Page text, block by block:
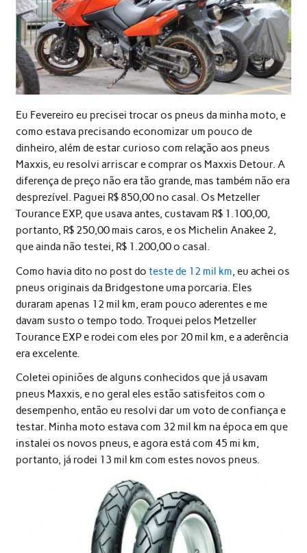
Eu Fevereiro eu precisei trocar os pneus da minha moto, e
como estava precisando economizar um pouco de
dinheiro, além de estar curioso com relação aos pneus
Maxxis, eu resolvi arriscar e comprar os Maxxis Detour. A
diferença de preço não era tão grande, mas também não era
desprezível. Paguei R$ 850,00 no casal. Os Metzeller
Tourance EXP, que usava antes, custavam R$ 1.100,00,
portanto, R$ 250,00 mais caros, e os Michelin Anakee 2,
que ainda não testei, R$ 1.200,00 o casal.
Como havia dito no post do teste de 12 mil km , eu achei os
pneus originais da Bridgestone uma porcaria. Eles
duraram apenas 12 mil km, eram pouco aderentes e me
davam susto o tempo todo. Troquei pelos Metzeller
Tourance EXP e rodei com eles por 20 mil km, e a aderência
era excelente.
Coletei opiniões de alguns conhecidos que já usavam
pneus Maxxis, e no geral eles estão satisfeitos com o
desempenho, então eu resolvi dar um voto de confiança e
testar. Minha moto estava com 32 mil km na época em que
instalei os novos pneus, e agora está com 45 mi km,
portanto, já rodei 13 mil km com estes novos pneus.